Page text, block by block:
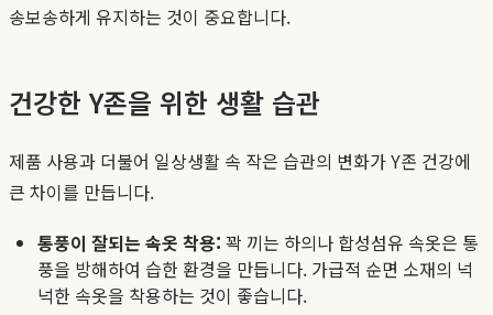
송보송하게 유지하는 것이 중요합니다.
건강한 Y존을 위한 생활 습관
제품 사용과 더불어 일상생활 속 작은 습관의 변화가 Y존 건강에
큰 차이를 만듭니다.
통풍이 잘되는 속옷 착용: 꽉 끼는 하의나 합성섬유 속옷은 통
풍을 방해하여 습한 환경을 만듭니다. 가급적 순면 소재의 넉
넉한 속옷을 착용하는 것이 좋습니다.